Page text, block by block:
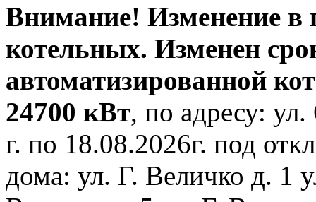
Внимание! Изменение в
котельных. Изменен
автоматизированной
24700 кВт, по адресу:
г. по 18.08.2026г. под
дома: ул. Г. Величко д. 1